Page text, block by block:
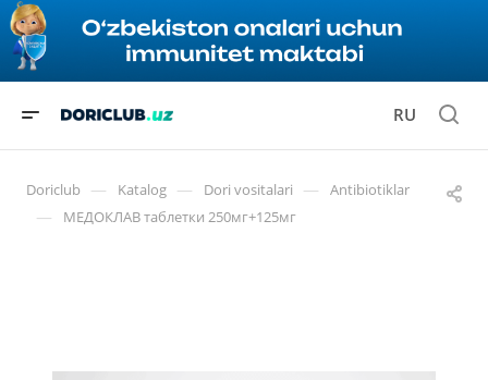
RU
Doriclub — Katalog — Dori vositalari — Antibiotiklar
— МЕДОКЛАВ таблетки 250мг+125мг